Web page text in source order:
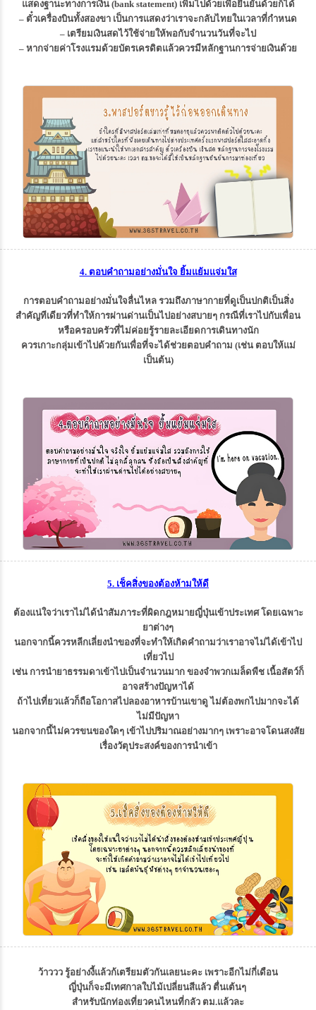
แสดงฐานะทางการเงิน (bank statement) เพิ่มไปด้วยเพื่อยืนยันด้วยก็ได้
– ตั๋วเครื่องบินทั้งสองขา เป็นการแสดงว่าเราจะกลับไทยในเวลาที่กำหนด
– เตรียมเงินสดไว้ใช้จ่ายให้พอกับจำนวนวันที่จะไป
– หากจ่ายค่าโรงแรมด้วยบัตรเครดิตแล้วควรมีหลักฐานการจ่ายเงินด้วย
4. ตอบคำถามอย่างมั่นใจ ยิ้มแย้มแจ่มใส
การตอบคำถามอย่างมั่นใจลื่นไหล รวมถึงภาษากายที่ดูเป็นปกติเป็นสิ่ง
สำคัญทีเดียวที่ทำให้การผ่านด่านเป็นไปอย่างสบายๆ กรณีที่เราไปกับเพื่อน
หรือครอบครัวที่ไม่ค่อยรู้รายละเอียดการเดินทางนัก
ควรเกาะกลุ่มเข้าไปด้วยกันเพื่อที่จะได้ช่วยตอบคำถาม (เช่น ตอบให้แม่
เป็นต้น)
5. เช็คสิ่งของต้องห้ามให้ดี
ต้องแน่ใจว่าเราไม่ได้นำสัมภาระที่ผิดกฎหมายญี่ปุ่นเข้าประเทศ โดยเฉพาะ
ยาต่างๆ
นอกจากนี้ควรหลีกเลี่ยงนำของที่จะทำให้เกิดคำถามว่าเราอาจไม่ได้เข้าไป
เที่ยวไป
เช่น การนำยาธรรมดาเข้าไปเป็นจำนวนมาก ของจำพวกเมล็ดพืช เนื้อสัตว์ก็
อาจสร้างปัญหาได้
ถ้าไปเที่ยวแล้วก็ถือโอกาสไปลองอาหารบ้านเขาดู ไม่ต้องพกไปมากจะได้
ไม่มีปัญหา
นอกจากนี้ไม่ควรขนของใดๆ เข้าไปปริมาณอย่างมากๆ เพราะอาจโดนสงสัย
เรื่องวัตุประสงค์ของการนำเข้า
ว้าววว รู้อย่างงี้แล้วก้เตรียมตัวกันเลยนะคะ เพราะอีกไม่กี่เดือน
ญี่ปุ่นก็จะมีเทศกาลใบไม้เปลี่ยนสีแล้ว ตื่นเต้นๆ
สำหรับนักท่องเที่ยวคนไหนที่กลัว ตม.แล้วละ